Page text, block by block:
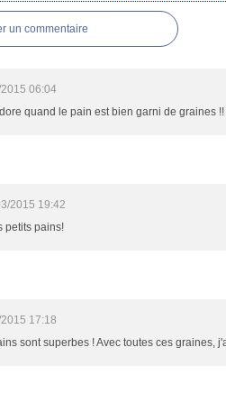
un commentaire
06:04
quand le pain est bien garni de graines
2015 19:42
petits pains!
17:18
sont superbes ! Avec toutes ces graines,